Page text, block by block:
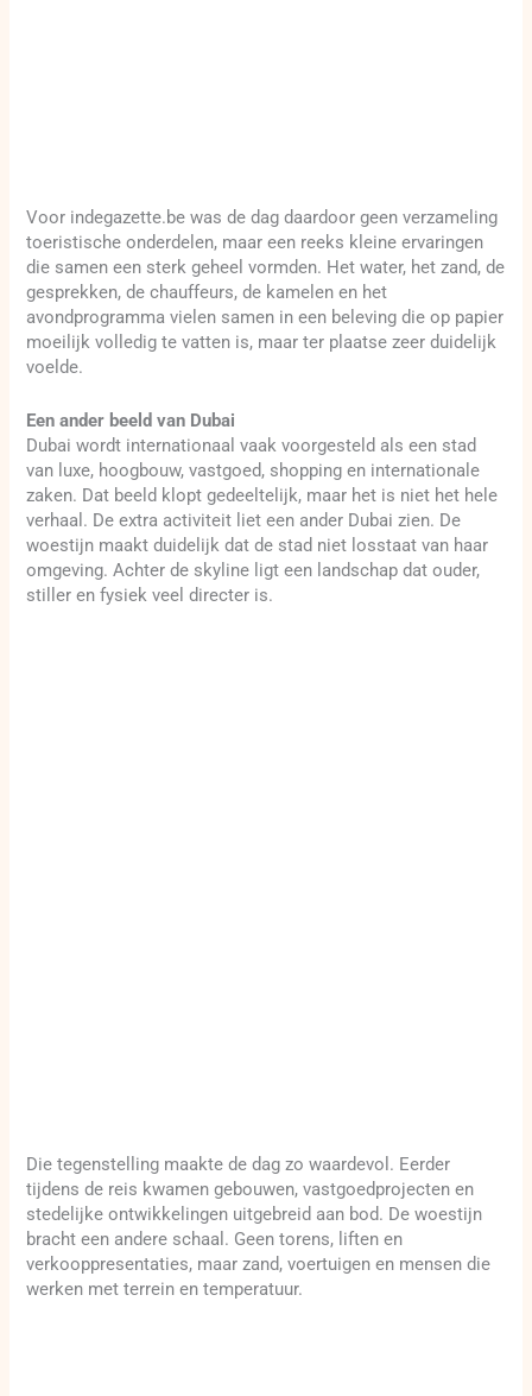
Voor indegazette.be was de dag daardoor geen verzameling
toeristische onderdelen, maar een reeks kleine ervaringen
die samen een sterk geheel vormden. Het water, het zand, de
gesprekken, de chauffeurs, de kamelen en het
avondprogramma vielen samen in een beleving die op papier
moeilijk volledig te vatten is, maar ter plaatse zeer duidelijk
voelde.
Een ander beeld van Dubai
Dubai wordt internationaal vaak voorgesteld als een stad
van luxe, hoogbouw, vastgoed, shopping en internationale
zaken. Dat beeld klopt gedeeltelijk, maar het is niet het hele
verhaal. De extra activiteit liet een ander Dubai zien. De
woestijn maakt duidelijk dat de stad niet losstaat van haar
omgeving. Achter de skyline ligt een landschap dat ouder,
stiller en fysiek veel directer is.
Die tegenstelling maakte de dag zo waardevol. Eerder
tijdens de reis kwamen gebouwen, vastgoedprojecten en
stedelijke ontwikkelingen uitgebreid aan bod. De woestijn
bracht een andere schaal. Geen torens, liften en
verkooppresentaties, maar zand, voertuigen en mensen die
werken met terrein en temperatuur.